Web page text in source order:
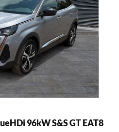
96kW S&S GT EAT8